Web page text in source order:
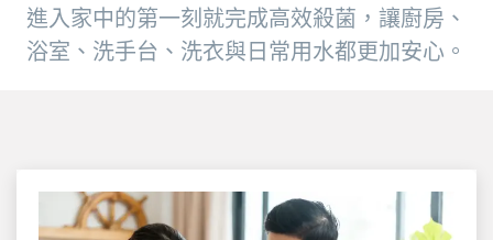
進入家中的第一刻就完成高效殺菌，讓廚房、
浴室、洗手台、洗衣與日常用水都更加安心。